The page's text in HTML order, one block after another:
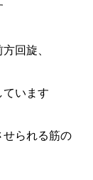
回旋、
います
せられる筋の